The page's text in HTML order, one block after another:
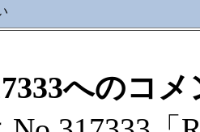
へのコメ